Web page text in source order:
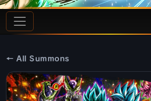
← All Summons